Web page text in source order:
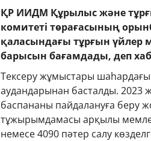
ҚР ИИДМ Құрылыс және
комитеті төрағасының
қаласындағы тұрғын
барысын бағамдады, деп
Тексеру жұмыстары
аудандарынан басталды.
баспананы пайдалануға беру
тұжырымдамасы арқылы
немесе 4090 пәтер салу